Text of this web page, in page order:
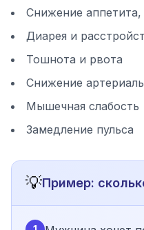
Снижение
Диарея и
Тошнота и рвота
Снижение
Мышечная слабость
Замедление пульса
💡Пример: